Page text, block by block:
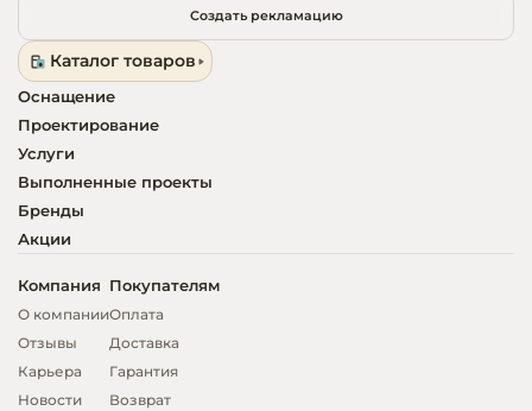
Создать рекламацию
Каталог товаров
Оснащение
Проектирование
Услуги
Выполненные проекты
Бренды
Акции
Компания
О компании
Отзывы
Карьера
Новости
Покупателям
Оплата
Доставка
Гарантия
Возврат